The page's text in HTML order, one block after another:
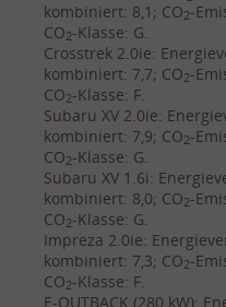
kombiniert: 8,1; CO2-
CO2-Klasse: G.
Crosstrek 2.0ie:
kombiniert: 7,7; CO2-
CO2-Klasse: F.
Subaru XV 2.0ie:
kombiniert: 7,9; CO2-
CO2-Klasse: G.
Subaru XV 1.6i:
kombiniert: 8,0; CO2-
CO2-Klasse: G.
Impreza 2.0ie:
kombiniert: 7,3; CO2-
CO2-Klasse: F.
E-OUTBACK (280 kW):